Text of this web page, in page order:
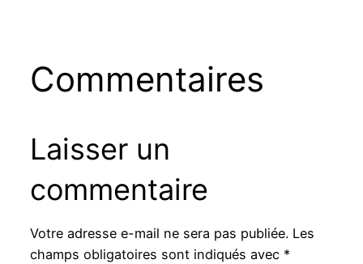
Commentaires
Laisser un
commentaire
Votre adresse e-mail ne sera pas publiée. Les
champs obligatoires sont indiqués avec *